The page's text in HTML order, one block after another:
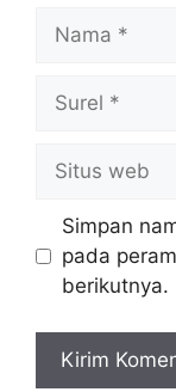
Nama
Surel
Situs
web
Simpan
pada
berikutnya.